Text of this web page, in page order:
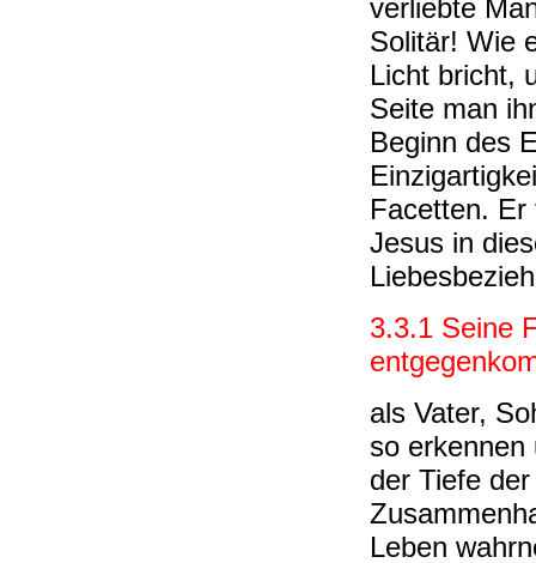
verliebte
Solitär! Wie
Licht bricht,
Seite man
Beginn des
Facetten.
Jesus in
3.3.1 Seine
als Vater,
so erkennen
der Tiefe
Leben